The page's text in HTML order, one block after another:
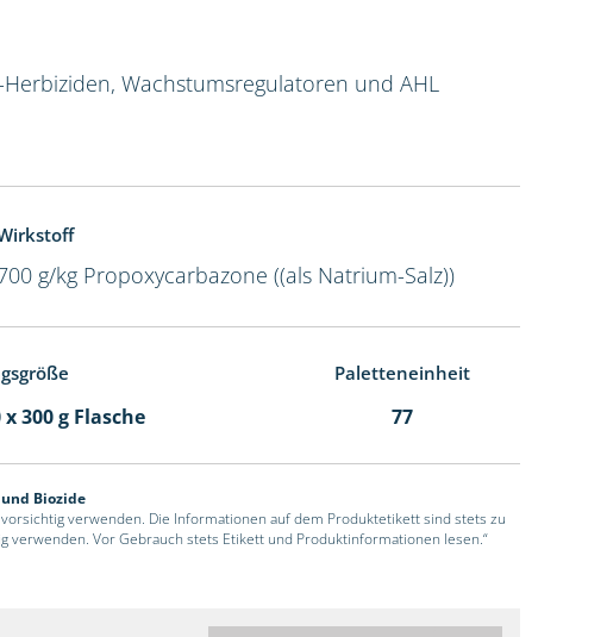
Wachstumsregulatoren und AHL
g/kg Propoxycarbazone ((als Natrium-Salz))
Paletteneinheit
300 g Flasche 77
Biozide
verwenden. Die Informationen auf dem Produktetikett sind stets zu
verwenden. Vor Gebrauch stets Etikett und Produktinformationen lesen.“